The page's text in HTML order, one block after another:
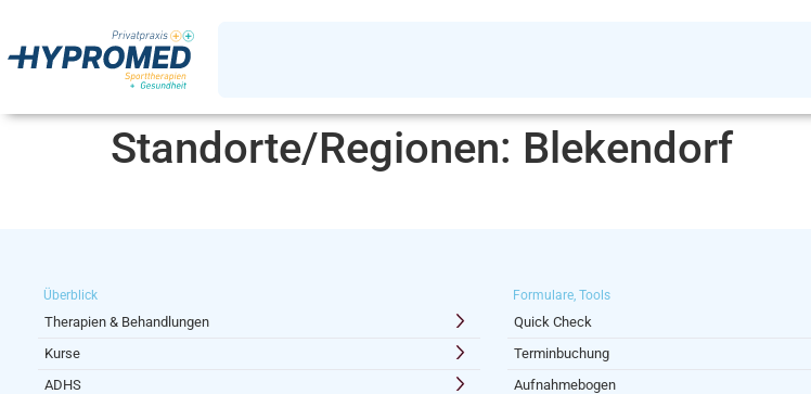
Standorte/Regionen: Blekendorf
Überblick
Therapien & Behandlungen
Kurse
ADHS
Formulare, Tools
Quick Check
Terminbuchung
Aufnahmebogen